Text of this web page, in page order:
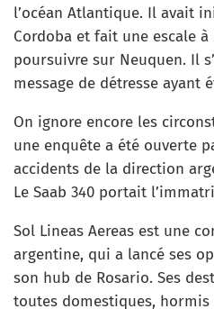
l’océan Atlantique. Il avait
Cordoba et fait une escale à
poursuivre sur Neuquen. Il
message de détresse ayant
On ignore encore les
une enquête a été ouverte
accidents de la direction
Le Saab 340 portait
Sol Lineas Aereas est une
argentine, qui a lancé ses
son hub de Rosario. Ses
toutes domestiques,